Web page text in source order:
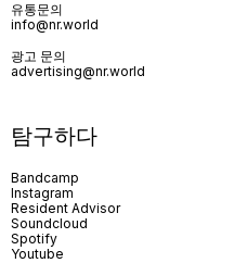
유통문의
info@nr.world
광고 문의
advertising@nr.world
탐구하다
Bandcamp
Instagram
Resident Advisor
Soundcloud
Spotify
Youtube